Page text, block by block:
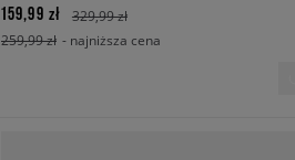
159,99 zł
329,99 zł
259,99 zł - najniższa cena